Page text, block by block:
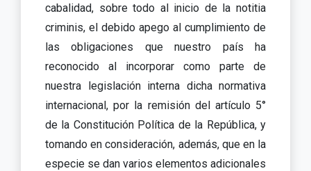
cabalidad, sobre todo al inicio de la notitia
criminis, el debido apego al cumplimiento de
las obligaciones que nuestro país ha
reconocido al incorporar como parte de
nuestra legislación interna dicha normativa
internacional, por la remisión del artículo 5°
de la Constitución Política de la República, y
tomando en consideración, además, que en la
especie se dan varios elementos adicionales